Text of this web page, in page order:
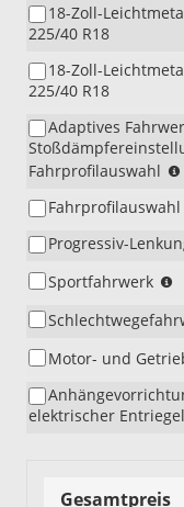
18-Zoll-
225/40 R18
18-Zoll-
225/40 R18
Adaptives
Fahrprofilauswahl
Fahrprofilauswahl
Progressiv-
Sportfahrwerk
Motor- und
elektrischer
Gesamtpreis